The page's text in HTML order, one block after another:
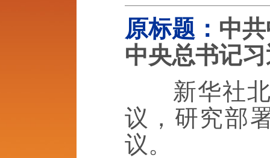
原标题： 中
中央总书记
新华社北
议，研究部
议。